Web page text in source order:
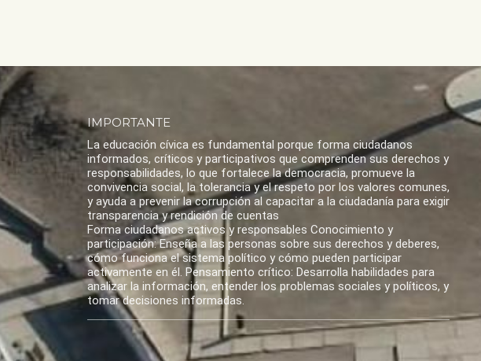
IMPORTANTE
La educación cívica es fundamental porque forma ciudadanos
informados, críticos y participativos que comprenden sus derechos y
responsabilidades, lo que fortalece la democracia, promueve la
convivencia social, la tolerancia y el respeto por los valores comunes,
y ayuda a prevenir la corrupción al capacitar a la ciudadanía para exigir
transparencia y rendición de cuentas
Forma ciudadanos activos y responsables Conocimiento y
participación: Enseña a las personas sobre sus derechos y deberes,
cómo funciona el sistema político y cómo pueden participar
activamente en él. Pensamiento crítico: Desarrolla habilidades para
analizar la información, entender los problemas sociales y políticos, y
tomar decisiones informadas.